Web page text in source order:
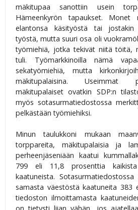
mäkitupaa sanottiin usein
Hämeenkyrön tapaukset. Monet
elantonsa käsityöstä tai jostakin
työstä, mutta suuri osa oli
työmiehiä, jotka tekivät niitä töitä,
tuli. Työmarkkinoilla nämä
sekatyömiehiä, mutta
mäkitupalaisina. Useimmat
mäkitupalaiset ovatkin SDP:n
myös sotasurmatiedostossa
pelkästään työmiehiksi.
Minun taulukkoni mukaan
torppareita, mäkitupalaisia ja
perheenjäseniään kaatui
799 eli 11,8 prosenttia
kaatuneista.
samasta väestöstä kaatuneita 383
tiedoston ilmoittamasta